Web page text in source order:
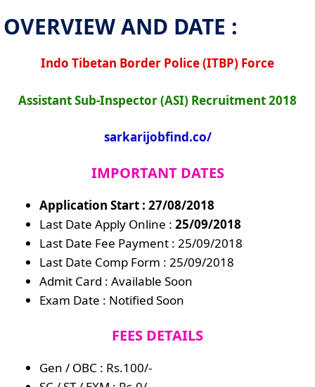
OVERVIEW AND DATE :
Indo Tibetan Border Police (ITBP) Force
Assistant Sub-Inspector (ASI) Recruitment 2018
sarkarijobfind.co/
IMPORTANT DATES
Application Start : 27/08/2018
Last Date Apply Online : 25/09/2018
Last Date Fee Payment : 25/09/2018
Last Date Comp Form : 25/09/2018
Admit Card : Available Soon
Exam Date : Notified Soon
FEES DETAILS
Gen / OBC : Rs.100/-